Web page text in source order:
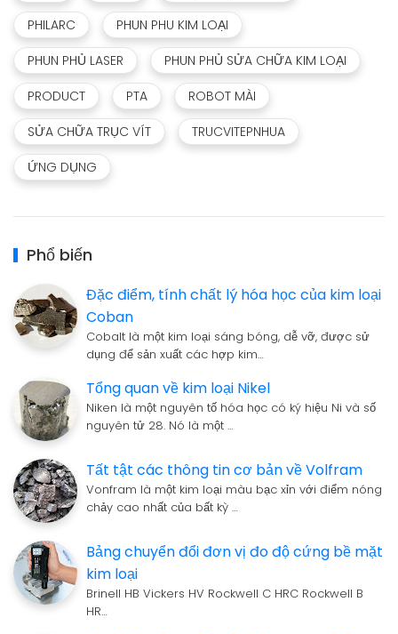
PHILARC
PHUN PHU KIM LOẠI
PHUN PHỦ LASER
PHUN PHỦ SỬA CHỮA KIM LOẠI
PRODUCT
PTA
ROBOT MÀI
SỬA CHỮA TRỤC VÍT
TRUCVITEPNHUA
ỨNG DỤNG
Phổ biến
Đặc điểm, tính chất lý hóa học của kim loại
Coban
Cobalt là một kim loại sáng bóng, dễ vỡ, được sử
dụng để sản xuất các hợp kim…
Tổng quan về kim loại Nikel
Niken là một nguyên tố hóa học có ký hiệu Ni và số
nguyên tử 28. Nó là một …
Tất tật các thông tin cơ bản về Volfram
Vonfram là một kim loại màu bạc xỉn với điểm nóng
chảy cao nhất của bất kỳ …
Bảng chuyển đổi đơn vị đo độ cứng bề mặt
kim loại
Brinell HB Vickers HV Rockwell C HRC Rockwell B
HR…